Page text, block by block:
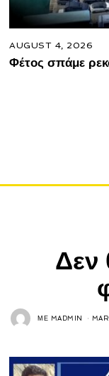
AUGUST 4, 2026
Φέτος σπάμε
Δεν
ΜΕ MADMIN